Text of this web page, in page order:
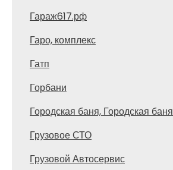
Гараж617.рф
Гаро, комплекс
Гатп
Горбани
Городская баня, Городская баня
Грузовое СТО
Грузовой Автосервис